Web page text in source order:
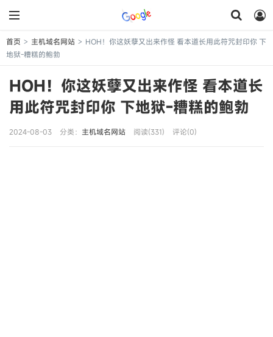
首页 > 主机域名网站 > HOH！你这妖孽又出来作怪 看本道长用此符咒封印你 下
地狱-糟糕的鲍勃
HOH！你这妖孽又出来作怪 看本道长
用此符咒封印你 下地狱-糟糕的鲍勃
2024-08-03 分类： 主机域名网站 阅读(331) 评论(0)